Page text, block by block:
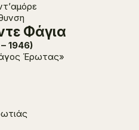
Φάγια
1946)
Έρωτας»